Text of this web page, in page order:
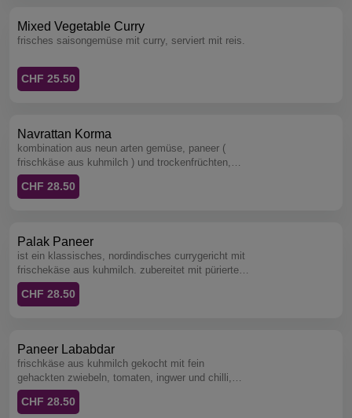
Mixed Vegetable Curry
frisches saisongemüse mit curry, serviert mit reis.
CHF 25.50
Navrattan Korma
kombination aus neun arten gemüse, paneer (
frischkäse aus kuhmilch ) und trockenfrüchten,
gekocht in einer milden safransauce, serviert mit
reis.
CHF 28.50
Palak Paneer
ist ein klassisches, nordindisches currygericht mit
frischekäse aus kuhmilch. zubereitet mit püriertem
spinat, zwiebeln, gewürzen und kräutern verfeinert,
serviert mit reis.
CHF 28.50
Paneer Lababdar
frischkäse aus kuhmilch gekocht mit fein
gehackten zwiebeln, tomaten, ingwer und chilli,
abgeschmeckt mit einem hauch honig und rahm,
serviert mit reis.
CHF 28.50